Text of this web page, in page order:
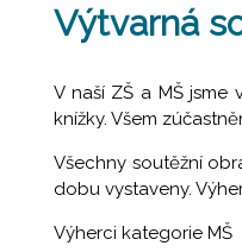
Výtvarná
V naší ZŠ a MŠ
knížky. Všem
Všechny soutěžní
dobu vystaveny.
Výherci kategorie MŠ